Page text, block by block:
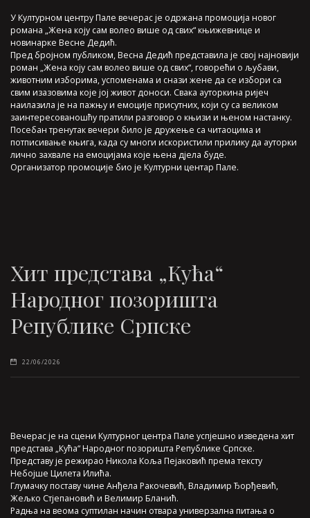
У Културном центру Пале вечерас је одржана промоција новог
романа „Жена коју сам волео више од свих“ књижевнице и
новинарке Весне Дедић.
Пред бројном публиком, Весна Дедић представила је свој најновији
роман „Жена коју сам волео више од свих“, говорећи о љубави,
животним изборима, успоменама и снази жене да се избори са
свим изазовима које јој живот доноси. Свака ауторкина ријеч
наилазила је на пажњу и емоције присутних, који су са великом
заинтересованошћу пратили разговор о књизи и њеном настанку.
Посебан тренутак вечери било је дружење са читаоцима и
потписивање књига, када су многи искористили прилику да ауторки
лично захвале на емоцијама које њена дјела буде.
Организатор промоције био је Културни центар Пале.
Хит представа „Кућа“
Народног позоришта
Републике Српске
22/06/2026
Вечерас је на сцени Културног центра Пале успјешно изведена хит
представа „Кућа“ Народног позоришта Републике Српске.
Представу је режирао Никола Коља Пејаковић према тексту
Небојше Цилета Илића.
Глумачку поставу чине Анђела Ракочевић, Владимир Ђорђевић,
Жељко Стјепановић и Велимир Бланић.
Радња на веома суптилан начин отвара универзална питања о